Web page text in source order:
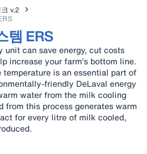
v.2
템 ERS
unit can save energy, cut costs
increase your farm’s bottom line.
is an essential part of
friendly DeLaval energy
water from the milk cooling
from this process generates warm
for every litre of milk cooled,